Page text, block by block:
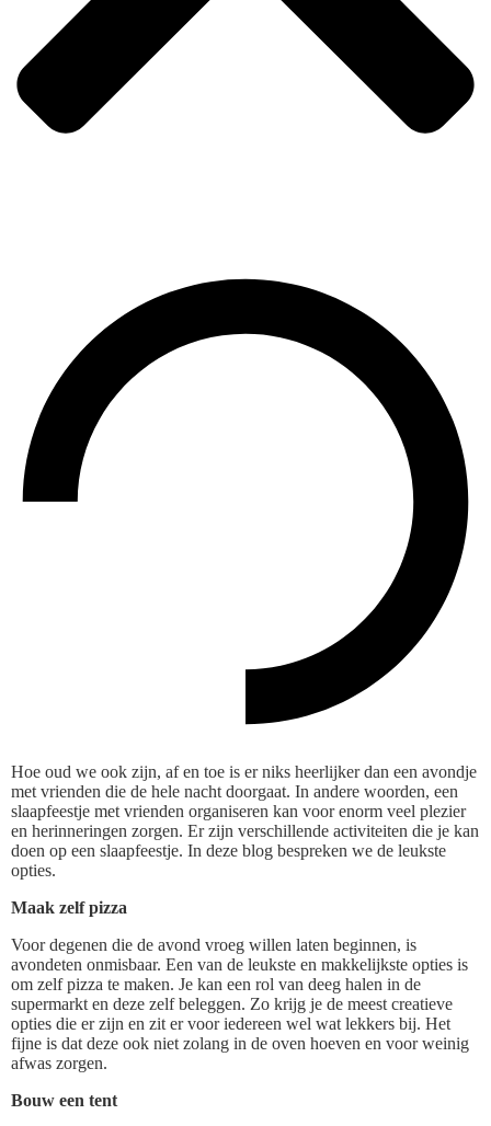
Hoe oud we ook zijn, af en toe is er niks heerlijker dan een avondje
met vrienden die de hele nacht doorgaat. In andere woorden, een
slaapfeestje met vrienden organiseren kan voor enorm veel plezier
en herinneringen zorgen. Er zijn verschillende activiteiten die je kan
doen op een slaapfeestje. In deze blog bespreken we de leukste
opties.
Maak zelf pizza
Voor degenen die de avond vroeg willen laten beginnen, is
avondeten onmisbaar. Een van de leukste en makkelijkste opties is
om zelf pizza te maken. Je kan een rol van deeg halen in de
supermarkt en deze zelf beleggen. Zo krijg je de meest creatieve
opties die er zijn en zit er voor iedereen wel wat lekkers bij. Het
fijne is dat deze ook niet zolang in de oven hoeven en voor weinig
afwas zorgen.
Bouw een tent